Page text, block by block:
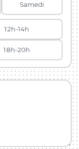
Samedi
12h-14h
18h-20h